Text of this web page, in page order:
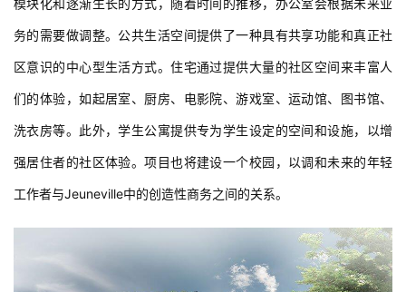
室
内
设
城
市
与
模块化和逐渐生长的方式，随着时间的推移，办公室会根据未来业
务的需要做调整。公共生活空间提供了一种具有共享功能和真正社
区意识的中心型生活方式。住宅通过提供大量的社区空间来丰富人
们的体验，如起居室、厨房、电影院、游戏室、运动馆、图书馆、
洗衣房等。此外，学生公寓提供专为学生设定的空间和设施，以增
强居住者的社区体验。项目也将建设一个校园，以调和未来的年轻
工作者与Jeuneville中的创造性商务之间的关系。